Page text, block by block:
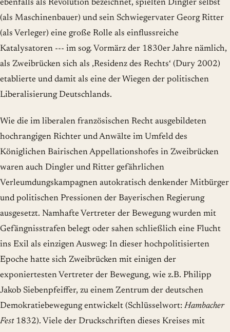
ebenfalls als Revolution bezeichnet, spielten Dingler selbst
(als Maschinenbauer) und sein Schwiegervater Georg Ritter
(als Verleger) eine große Rolle als einflussreiche
Katalysatoren --- im sog. Vormärz der 1830er Jahre nämlich,
als Zweibrücken sich als ‚Residenz des Rechts‘ (Dury 2002)
etablierte und damit als eine der Wiegen der politischen
Liberalisierung Deutschlands.
Wie die im liberalen französischen Recht ausgebildeten
hochrangigen Richter und Anwälte im Umfeld des
Königlichen Bairischen Appellationshofes in Zweibrücken
waren auch Dingler und Ritter gefährlichen
Verleumdungskampagnen autokratisch denkender Mitbürger
und politischen Pressionen der Bayerischen Regierung
ausgesetzt. Namhafte Vertreter der Bewegung wurden mit
Gefängnisstrafen belegt oder sahen schließlich eine Flucht
ins Exil als einzigen Ausweg: In dieser hochpolitisierten
Epoche hatte sich Zweibrücken mit einigen der
exponiertesten Vertreter der Bewegung, wie z.B. Philipp
Jakob Siebenpfeiffer, zu einem Zentrum der deutschen
Demokratiebewegung entwickelt (Schlüsselwort: Hambacher
Fest 1832). Viele der Druckschriften dieses Kreises mit